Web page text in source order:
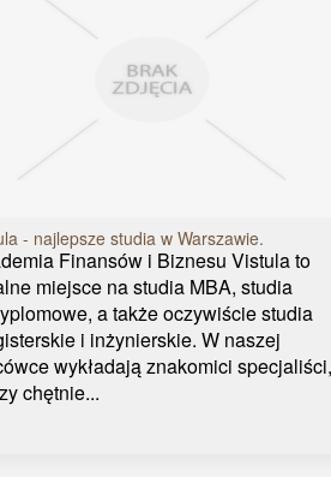
- najlepsze studia w Warszawie.
Finansów i Biznesu Vistula to
miejsce na studia MBA, studia
a także oczywiście studia
i inżynierskie. W naszej
wykładają znakomici specjaliści,
chętnie...